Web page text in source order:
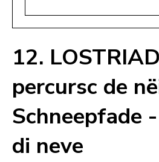
12.
percursc de
Schneepfade
di neve